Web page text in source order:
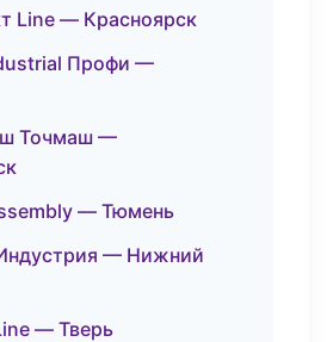
Line — Красноярск
Профи —
Точмаш —
— Тюмень
— Нижний
— Тверь